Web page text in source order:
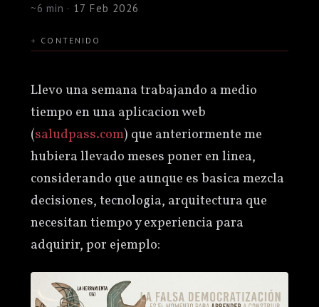
~6 min · 17 Feb 2026
CONTENIDO
Llevo una semana trabajando a medio
tiempo en una aplicacion web
(saludpass.com) que anteriormente me
hubiera llevado meses poner en linea,
considerando que aunque es basica mezcla
decisiones, tecnologia, arquitectura que
necesitan tiempo y experiencia para
adquirir, por ejemplo: